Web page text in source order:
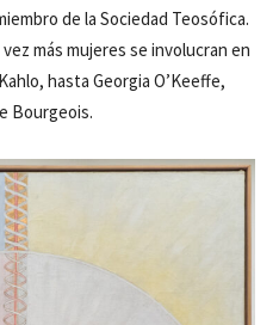
de la Sociedad Teosófica.
más mujeres se involucran en
hasta Georgia O’Keeffe,
Bourgeois.